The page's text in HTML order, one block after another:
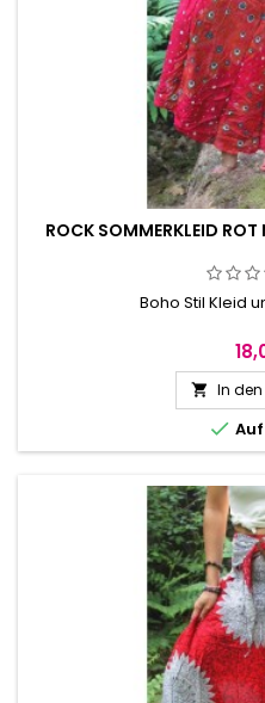
ROCK SOMMERKLEID
Boho Stil Kleid
 In
